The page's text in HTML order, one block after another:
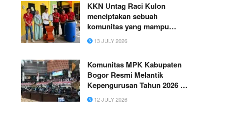
KKN Untag Raci Kulon
menciptakan sebuah
komunitas yang mampu
memberdayakan masyarakat
melalui metode pengomposan
13 JULY 2026
Komunitas MPK Kabupaten
Bogor Resmi Melantik
Kepengurusan Tahun 2026 di
Gedung DPRD Kabupaten
Bogor
12 JULY 2026